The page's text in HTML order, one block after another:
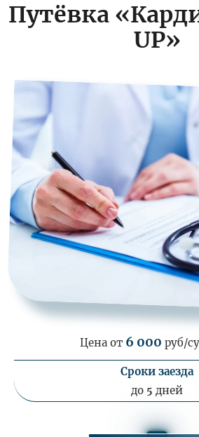
Путёвка
UP»
Цена от 6 000 руб/
Сроки заезда
до 5 дней